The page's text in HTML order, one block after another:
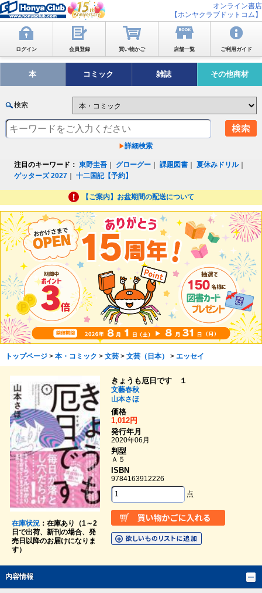
オンライン書店
【ホンヤクラブドットコム】
ログイン 会員登録 買い物かご 店舗一覧 ご利用ガイド
本 コミック 雑誌 その他商材
検索
詳細検索
注目のキーワード： 東野圭吾 グローグー ｜課題図書 ｜夏休みドリル｜
ゲッターズ 2027 ｜十二国記【予約】
【ご案内】お盆期間の配送について
トップページ> 本・コミック > 文芸> 文芸（日本） > エッセイ
在庫状況：在庫あり（1～2
日で出荷、新刊の場合、発
売日以降のお届けになりま
す）
きょうも厄日です １
文藝春秋
山本さほ
価格
1,012円
発行年月
2020年06月
判型
Ａ５
ISBN
9784163912226
点
内容情報